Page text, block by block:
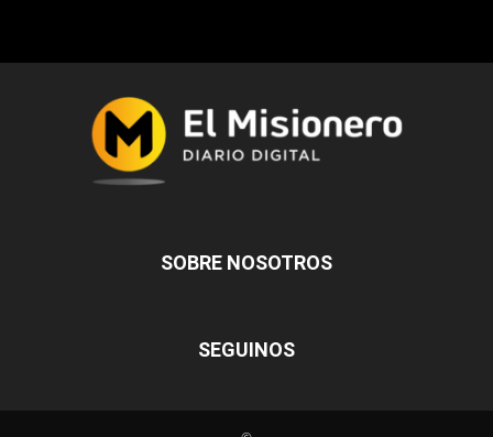
SOBRE NOSOTROS
SEGUINOS